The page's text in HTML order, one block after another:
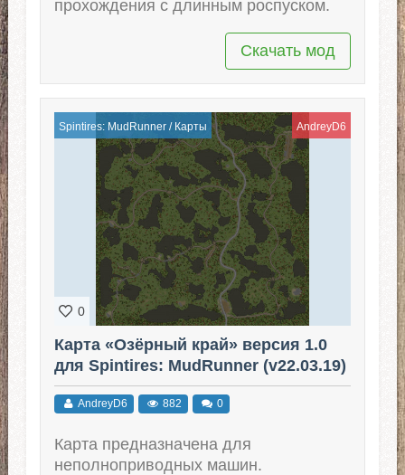
прохождения с длинным роспуском.
Скачать мод
Spintires: MudRunner/ Карты AndreyD6
0
Карта «Озёрный край» версия 1.0
для Spintires: MudRunner (v22.03.19)
AndreyD6 882 0
Карта предназначена для
неполноприводных машин.